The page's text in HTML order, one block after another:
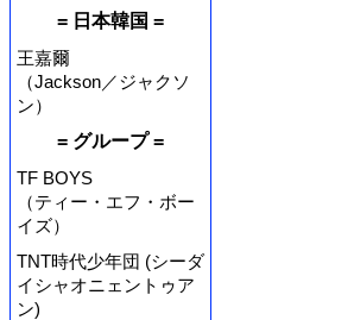
= 日本韓国 =
王嘉爾
（Jackson／ジャクソ
ン）
= グループ =
TF BOYS
（ティー・エフ・ボー
イズ）
TNT時代少年団 (シーダ
イシャオニェントゥア
ン)